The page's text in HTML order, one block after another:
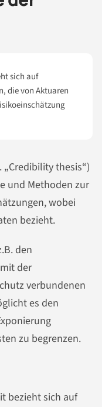
sich auf
die von Aktuaren
thesis“)
und Methoden zur
wobei
bezieht.
den
der
verbundenen
es den
zu begrenzen.
bezieht sich auf